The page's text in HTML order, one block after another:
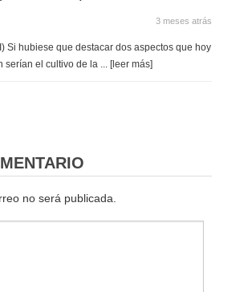
3 meses atrás
Si hubiese que destacar dos aspectos que hoy
serían el cultivo de la ... [leer más]
no será publicada.